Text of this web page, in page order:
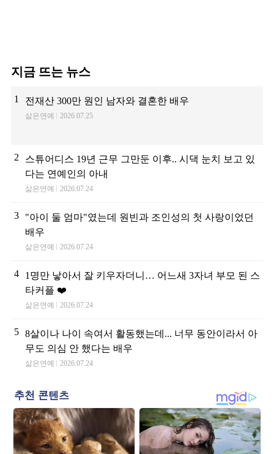
지금 뜨는 뉴스
1 전재산 300만 원인 남자와 결혼한 배우
삶은연예 2026.07.25
2
스튜어디스 19년 근무 그만둔 이후.. 시댁 눈치 보고 있
다는 연예인의 아내
삶은연예 2026.07.24
3
"아이 둘 엄마"였는데 원빈과 조인성의 첫 사랑이었던
배우
삶은연예 2026.07.24
4
1명만 낳아서 잘 키우자더니… 어느새 3자녀 부모 된 스
타커플 ❤️
삶은연예 2026.07.24
5 8살이나 나이 속여서 활동했는데... 너무 동안이라서 아
무도 의심 안 했다는 배우
삶은연예 2026.07.24